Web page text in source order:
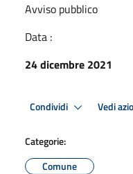
Avviso pubblico
Data :
24 dicembre 2021
Condividi Vedi
Categorie:
Comune